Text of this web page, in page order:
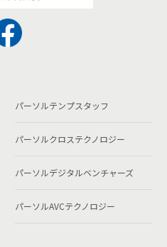
パーソルテンプスタッフ
パーソルクロステクノロジー
パーソルデジタルベンチャーズ
パーソルAVCテクノロジー